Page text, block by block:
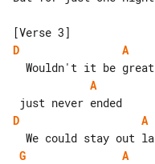
D
A
A
D
A
G
A